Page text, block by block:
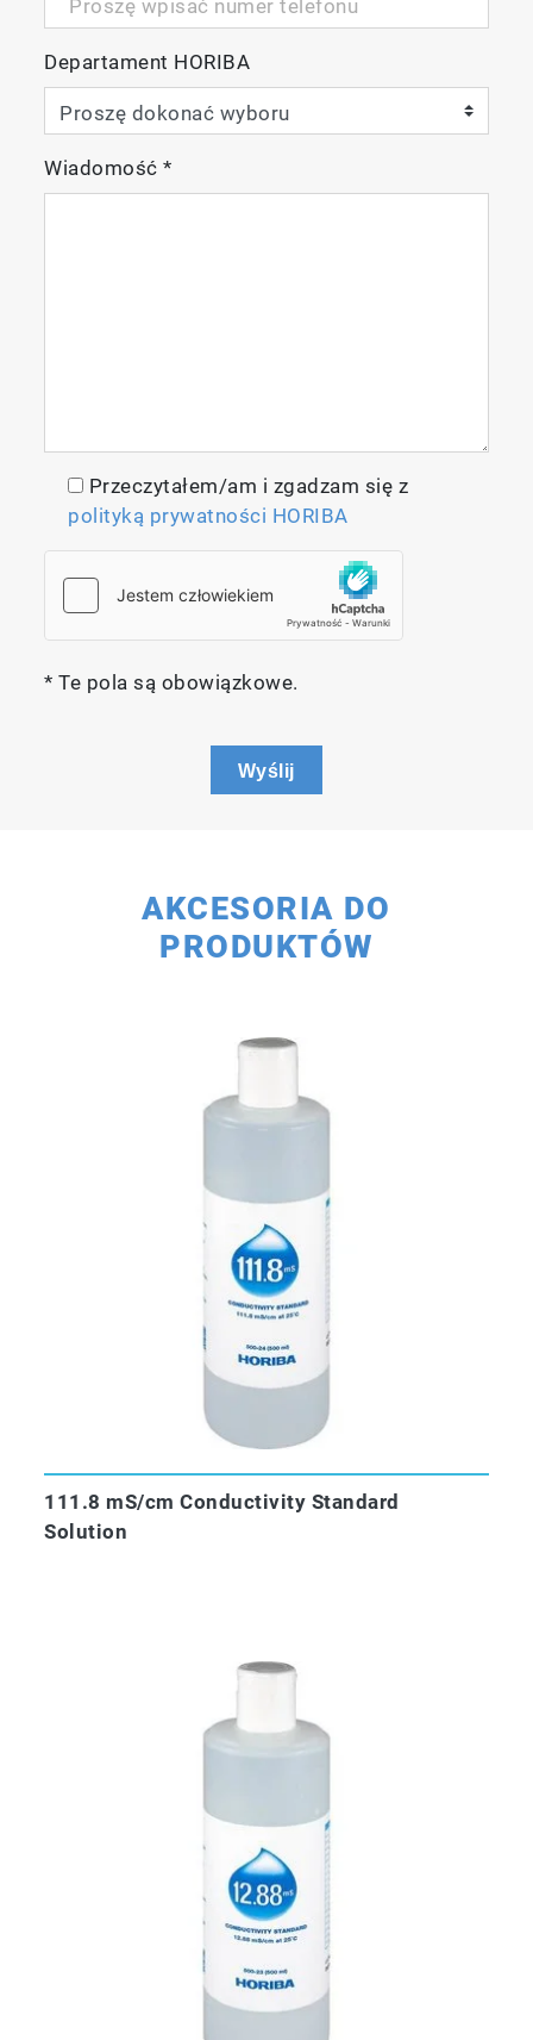
Departament HORIBA
Wiadomość*
Przeczytałem/am i zgadzam się z
polityką prywatności HORIBA
* Te pola są obowiązkowe.
Wyślij
AKCESORIA DO
PRODUKTÓW
111.8 mS/cm Conductivity Standard
Solution